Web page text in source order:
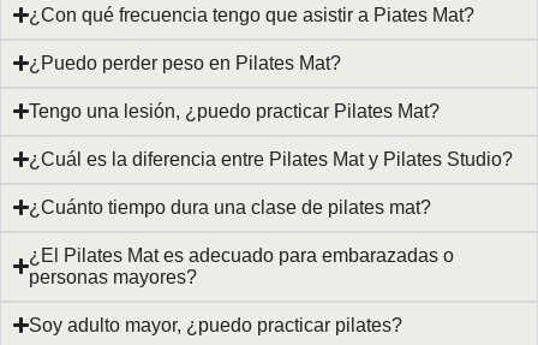
¿Con qué frecuencia tengo que asistir a Piates Mat?
¿Puedo perder peso en Pilates Mat?
Tengo una lesión, ¿puedo practicar Pilates Mat?
¿Cuál es la diferencia entre Pilates Mat y Pilates Studio?
¿Cuánto tiempo dura una clase de pilates mat?
¿El Pilates Mat es adecuado para embarazadas o
personas mayores?
Soy adulto mayor, ¿puedo practicar pilates?